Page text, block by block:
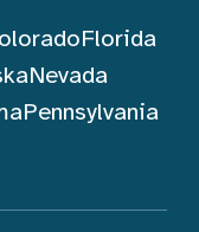
Florida
Nevada
Pennsylvania